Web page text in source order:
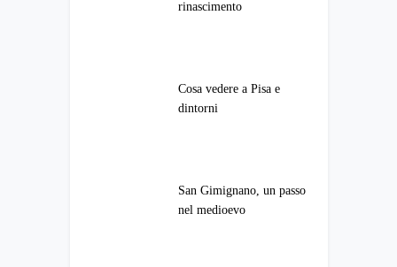
rinascimento
Cosa vedere a Pisa e
dintorni
San Gimignano, un passo
nel medioevo